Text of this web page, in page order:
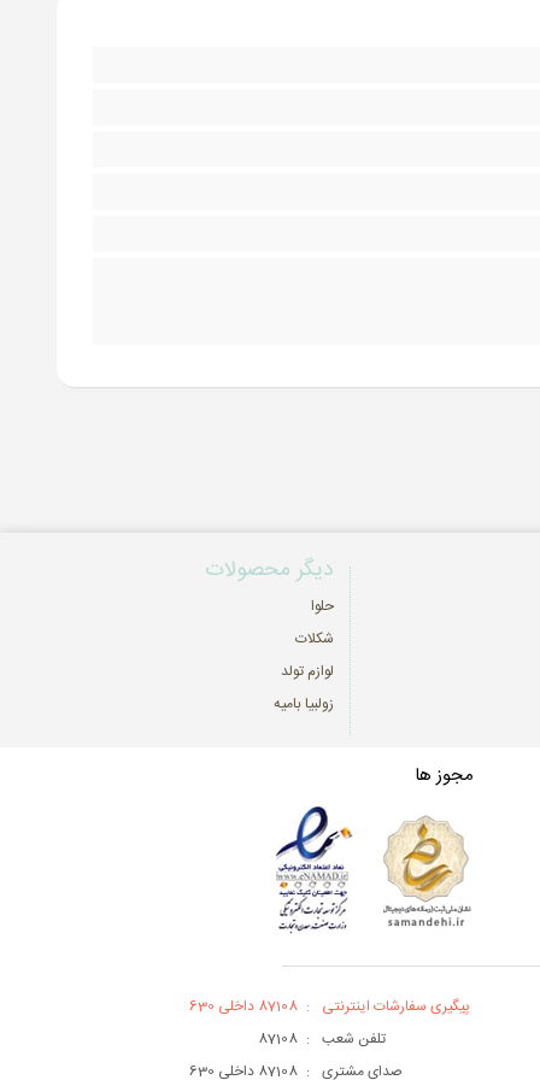
دیگر محصولات
حلوا
شکلات
لوازم تولد
زولبیا بامیه
مجوز ها
پیگیری سفارشات اینترنتی : 87108 داخلی 630
تلفن شعب :
87108
صدای مشتری : 87108 داخلی 630